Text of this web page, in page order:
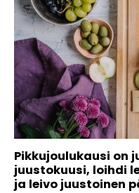
Pikkujoulukausi on
juustokuusi, loihdi
ja leivo juustoinen